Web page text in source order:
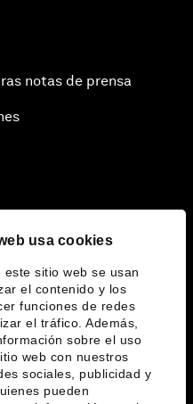
usa cookies
este sitio web se usan
el contenido y los
funciones de redes
el tráfico. Además,
sobre el uso
web con nuestros
sociales, publicidad y
pueden
notas de prensa